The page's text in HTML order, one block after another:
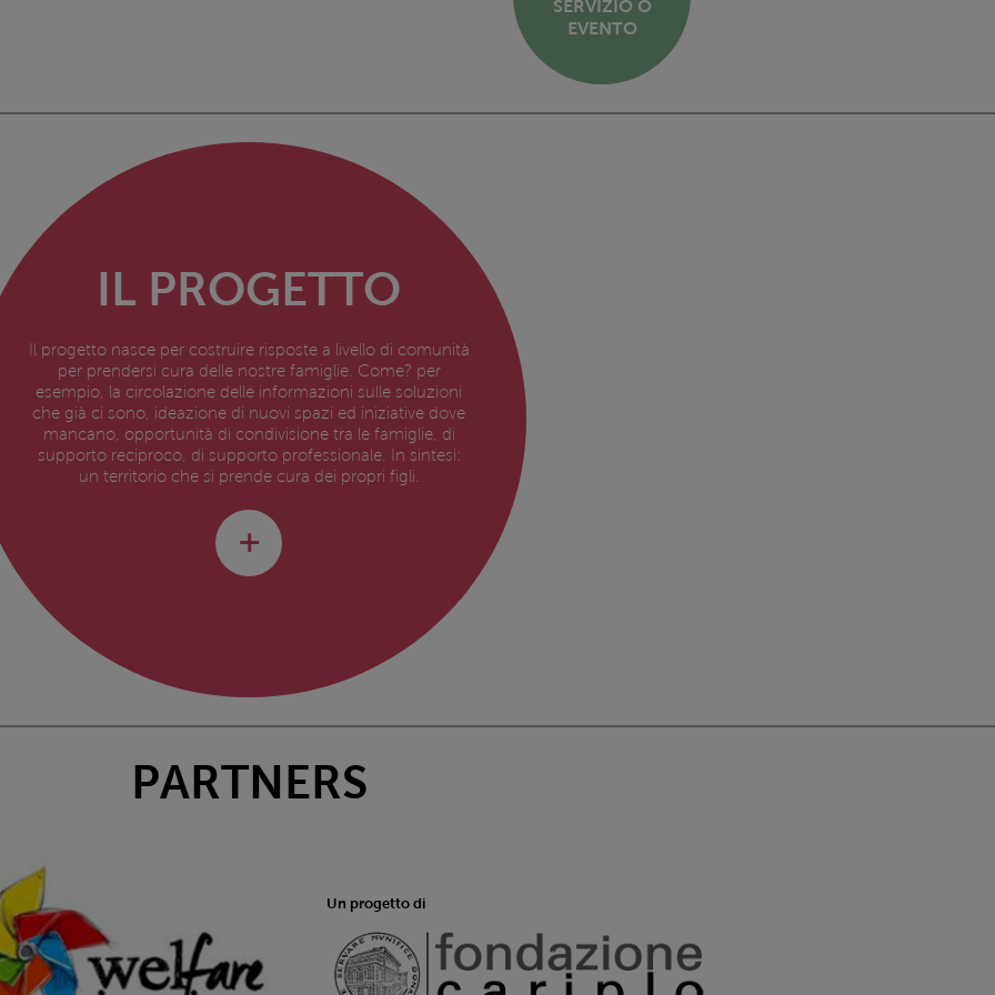
SERVIZIO O
EVENTO
IL PROGETTO
Il progetto nasce per costruire risposte a livello di comunità
per prendersi cura delle nostre famiglie. Come? per
esempio, la circolazione delle informazioni sulle soluzioni
che già ci sono, ideazione di nuovi spazi ed iniziative dove
mancano, opportunità di condivisione tra le famiglie, di
supporto reciproco, di supporto professionale. In sintesi:
un territorio che si prende cura dei propri figli.
PARTNERS
Un progetto di